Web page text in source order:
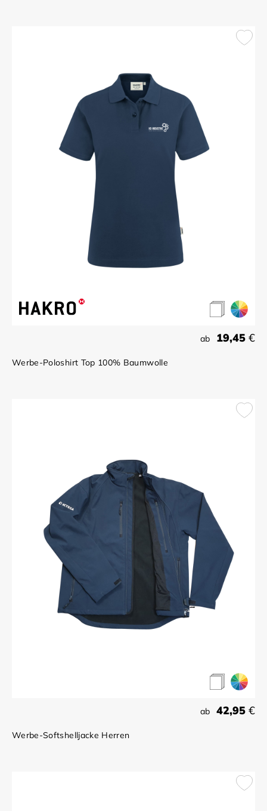
ab 19,45 €
Werbe-Poloshirt Top 100% Baumwolle
ab 42,95 €
Werbe-Softshelljacke Herren